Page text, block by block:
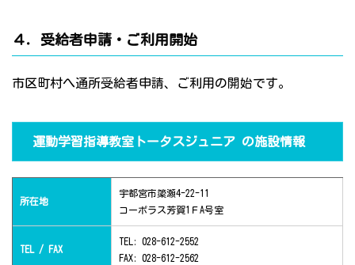
４．受給者申請・ご利用開始
市区町村へ通所受給者申請、ご利用の開始です。
運動学習指導教室トータスジュニア の施設情報
所在地
宇都宮市簗瀬4-22-11
コーポラス芳賀1ＦA号室
TEL / FAX
TEL: 028-612-2552
FAX: 028-612-2562